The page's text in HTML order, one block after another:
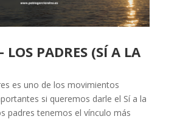
PADRES (SÍ A LA
es uno de los movimientos
si queremos darle el Sí a la
padres tenemos el vínculo más